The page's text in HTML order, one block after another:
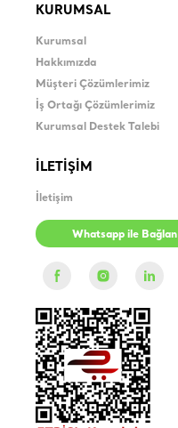
KURUMSAL
Kurumsal
Hakkımızda
Müşteri Çözümlerimiz
İş Ortağı Çözümlerimiz
Kurumsal Destek Talebi
İLETİŞİM
İletişim
Whatsapp ile Bağlan